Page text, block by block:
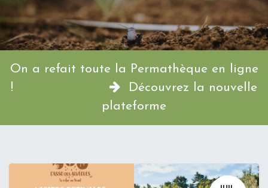
On a refait toute la Permathèque en ligne
!
Découvrez la nouvelle
plateforme